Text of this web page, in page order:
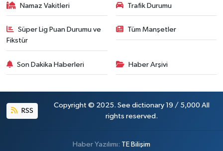
Namaz Vakitleri Trafik Durumu
Süper Lig Puan Durumu ve
Fikstür
Tüm Manşetler
Son Dakika Haberleri Haber Arşivi
RSS
Copyright © 2025. See dictionary 19 / 5,000 All
rights reserved.
Haber Yazılımı: TE Bilişim